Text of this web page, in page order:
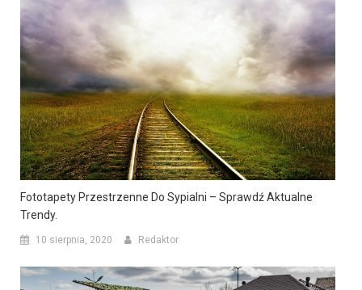
Fototapety Przestrzenne Do Sypialni – Sprawdź Aktualne
Trendy.
10 sierpnia, 2020 Redaktor